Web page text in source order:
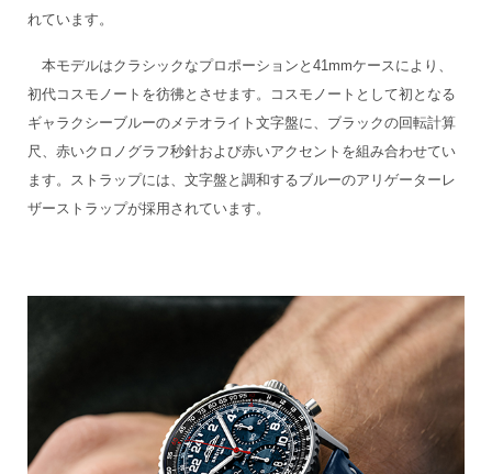
れています。
本モデルはクラシックなプロポーションと41mmケースにより、
初代コスモノートを彷彿とさせます。コスモノートとして初となる
ギャラクシーブルーのメテオライト文字盤に、ブラックの回転計算
尺、赤いクロノグラフ秒針および赤いアクセントを組み合わせてい
ます。ストラップには、文字盤と調和するブルーのアリゲーターレ
ザーストラップが採用されています。